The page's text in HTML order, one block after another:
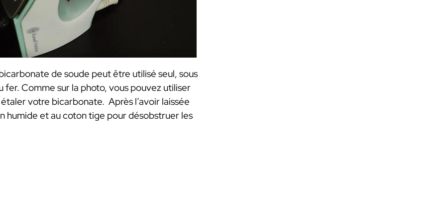
de soude peut être utilisé seul, sous
fer. Comme sur la photo, vous pouvez utiliser
votre bicarbonate. Après l’avoir laissée
humide et au coton tige pour désobstruer les